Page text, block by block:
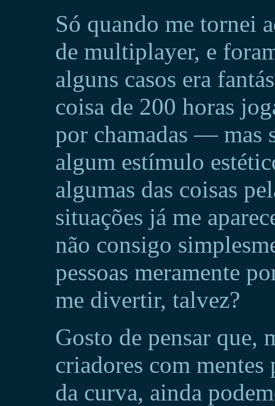
Só quando me tornei
de multiplayer, e
alguns casos era
coisa de 200 horas
por chamadas — mas
algum estímulo
algumas das coisas
situações já me
não consigo
pessoas meramente
me divertir, talvez?
Gosto de pensar que,
criadores com mentes
da curva, ainda